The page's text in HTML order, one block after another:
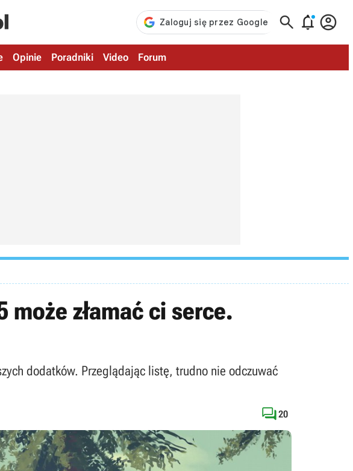
  
Opinie Poradniki Video Forum
złamać ci serce.
dodatków. Przeglądając listę, trudno nie odczuwać
20